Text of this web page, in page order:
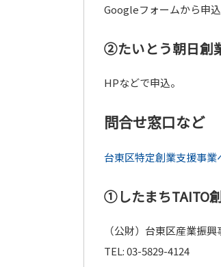
Googleフォームから申込
②たいとう朝日創
HPなどで申込。
問合せ窓口など
台東区特定創業支援事業
①したまちTAITO
（公財）台東区産業振
TEL: 03-5829-4124